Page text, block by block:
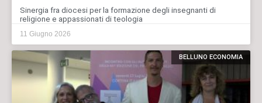
Sinergia fra diocesi per la formazione degli insegnanti di
religione e appassionati di teologia
11 Giugno 2026
BELLUNO ECONOMIA